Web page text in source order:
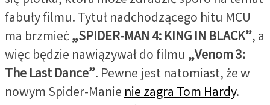
fabuły filmu. Tytuł nadchodzącego hitu MCU
ma brzmieć„SPIDER-MAN 4: KING IN BLACK”, a
więc będzie nawiązywał do filmu „Venom 3:
The Last Dance”. Pewne jest natomiast, że w
nowym Spider-Manienie zagra Tom Hardy.